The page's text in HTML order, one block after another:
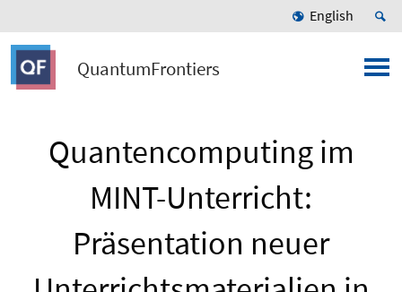
English
QuantumFrontiers
Quantencomputing im
MINT-Unterricht:
Präsentation neuer